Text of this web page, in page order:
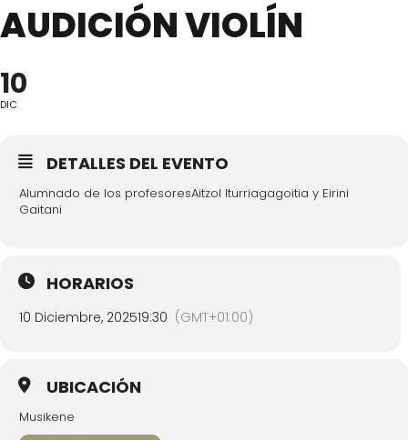
AUDICIÓN VIOLÍN
10
DIC
DETALLES DEL EVENTO
Alumnado de los profesoresAitzol Iturriagagoitia y Eirini
Gaitani
HORARIOS
10 Diciembre, 202519:30 (GMT+01:00)
UBICACIÓN
Musikene